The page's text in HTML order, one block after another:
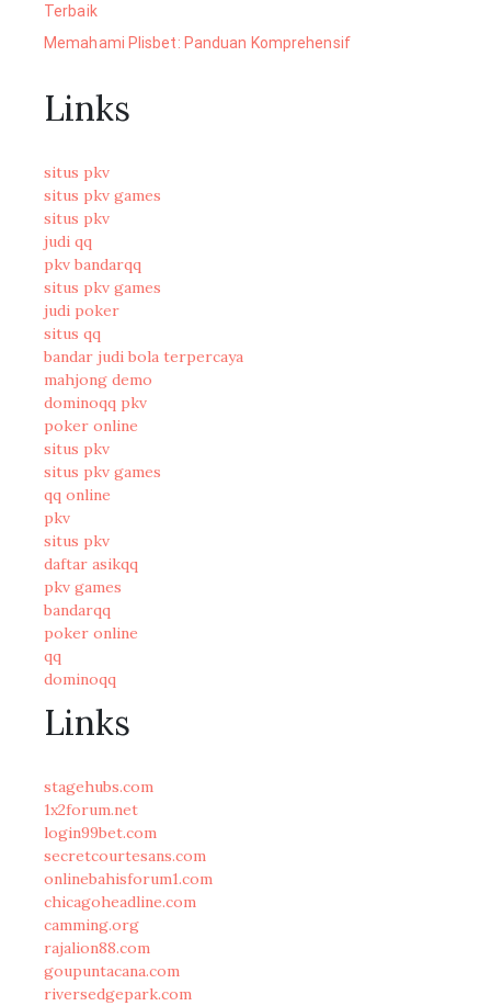
Terbaik
Memahami Plisbet: Panduan Komprehensif
Links
situs pkv
situs pkv games
situs pkv
judi qq
pkv bandarqq
situs pkv games
judi poker
situs qq
bandar judi bola terpercaya
mahjong demo
dominoqq pkv
poker online
situs pkv
situs pkv games
qq online
pkv
situs pkv
daftar asikqq
pkv games
bandarqq
poker online
qq
dominoqq
Links
stagehubs.com
1x2forum.net
login99bet.com
secretcourtesans.com
onlinebahisforum1.com
chicagoheadline.com
camming.org
rajalion88.com
goupuntacana.com
riversedgepark.com